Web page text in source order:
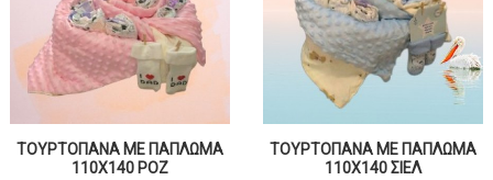
ΤΟΥΡΤΟΠΑΝΑ ΜΕ ΠΑΠΛΩΜΑ
110X140 ΡΟΖ
ΤΟΥΡΤΟΠΑΝΑ ΜΕ ΠΑΠΛΩΜΑ
110X140 ΣΙΕΛ